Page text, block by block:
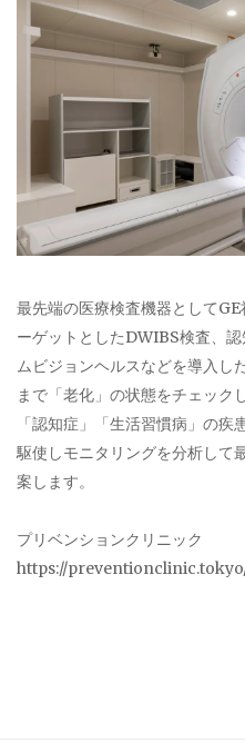
最先端の医療検査機器として
ーゲットとしたDWIBS検査、
ムビジョンヘルスなどを導入し
まで「老化」の状態をチェック
「認知症」「生活習慣病」の
駆使しモニタリングを分析して
案します。
プリベンションクリニック
https://